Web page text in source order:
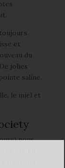
et
du
jolies
saline.
le miel et
nous
highland,